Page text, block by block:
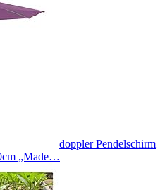
doppler Pendelschirm
„Made…